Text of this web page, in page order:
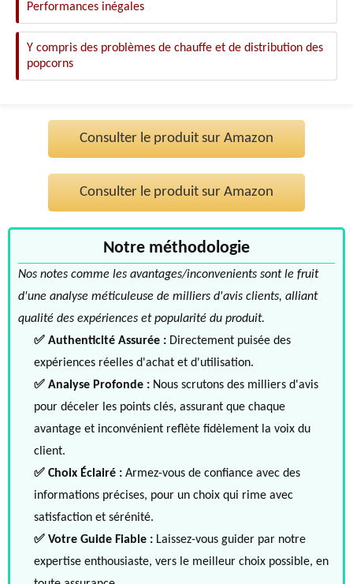
Performances inégales
Y compris des problèmes de chauffe et de distribution des
popcorns
Consulter le produit sur Amazon
Consulter le produit sur Amazon
Notre méthodologie
Nos notes comme les avantages/inconvenients sont le fruit
d'une analyse méticuleuse de milliers d'avis clients, alliant
qualité des expériences et popularité du produit.
✅ Authenticité Assurée : Directement puisée des
expériences réelles d'achat et d'utilisation.
✅ Analyse Profonde : Nous scrutons des milliers d'avis
pour déceler les points clés, assurant que chaque
avantage et inconvénient reflète fidèlement la voix du
client.
✅ Choix Éclairé : Armez-vous de confiance avec des
informations précises, pour un choix qui rime avec
satisfaction et sérénité.
✅ Votre Guide Fiable : Laissez-vous guider par notre
expertise enthousiaste, vers le meilleur choix possible, en